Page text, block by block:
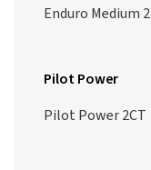
Enduro Medium 2
Pilot Power
Pilot Power 2CT